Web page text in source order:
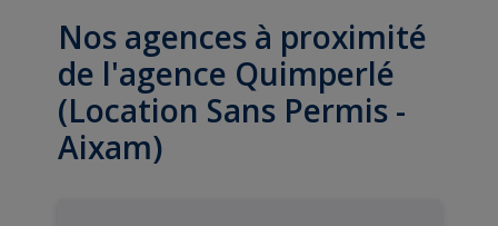
Nos agences à proximité
de l'agence Quimperlé
(Location Sans Permis -
Aixam)